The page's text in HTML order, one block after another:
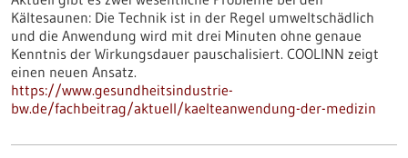
Kältesaunen: Die Technik ist in der Regel umweltschädlich
und die Anwendung wird mit drei Minuten ohne genaue
Kenntnis der Wirkungsdauer pauschalisiert. COOLINN zeigt
einen neuen Ansatz.
https://www.gesundheitsindustrie-
bw.de/fachbeitrag/aktuell/kaelteanwendung-der-medizin